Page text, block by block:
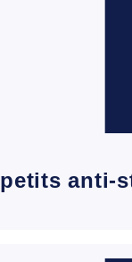
anti-